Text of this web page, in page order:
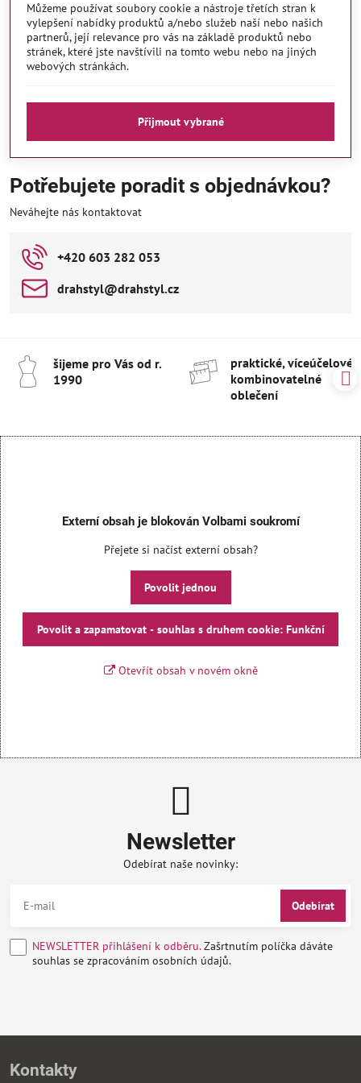
Můžeme používat soubory cookie a nástroje třetích stran k
vylepšení nabídky produktů a/nebo služeb naší nebo našich
partnerů, její relevance pro vás na základě produktů nebo
stránek, které jste navštívili na tomto webu nebo na jiných
webových stránkách.
Přijmout vybrané
Potřebujete poradit s objednávkou?
Neváhejte nás kontaktovat
+420 603 282 053
drahstyl​@drahstyl​.cz
šijeme pro Vás od r​.
1990
praktické, víceúčelové
kombinovatelné
oblečení
Externí obsah je blokován Volbami soukromí
Přejete si načíst externí obsah?
Povolit jednou
Povolit a zapamatovat - souhlas s druhem cookie: Funkční
Otevřít obsah v novém okně
Newsletter
Odebírat naše novinky:
Odebírat
NEWSLETTER přihlášení k odběru.Zašrtnutím políčka dáváte
souhlas se zpracováním osobních údajů.
Kontakty